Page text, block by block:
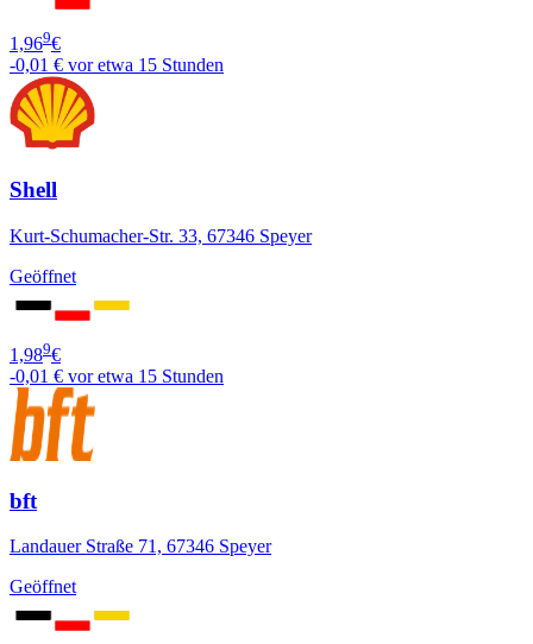
1,969€
-0,01 € vor etwa 15 Stunden
Shell
Kurt-Schumacher-Str. 33, 67346 Speyer
Geöffnet
1,989€
-0,01 € vor etwa 15 Stunden
bft
Landauer Straße 71, 67346 Speyer
Geöffnet